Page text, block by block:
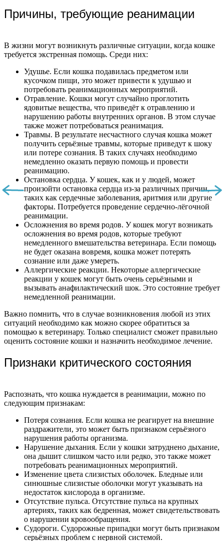
Причины, требующие реанимации
В жизни могут возникнуть различные ситуации, когда кошке
требуется экстренная помощь. Среди них:
Удушье. Если кошка подавилась предметом или
кусочком пищи, это может привести к удушью и
потребовать реанимационных мероприятий.
Отравление. Кошки могут случайно проглотить
ядовитые вещества, что приведёт к отравлению и
нарушению работы внутренних органов. В этом случае
также может потребоваться реанимация.
Травмы. В результате несчастного случая кошка может
получить серьёзные травмы, которые приведут к шоку
или потере сознания. В таких случаях необходимо
немедленно оказать первую помощь и провести
реанимацию.
Остановка сердца. У кошек, как и у людей, может
произойти остановка сердца из-за различных причин,
таких как сердечные заболевания, аритмия или другие
факторы. Потребуется проведение сердечно-лёгочной
реанимации.
Осложнения во время родов. У кошек могут возникать
осложнения во время родов, которые требуют
немедленного вмешательства ветеринара. Если помощь
не будет оказана вовремя, кошка может потерять
сознание или даже умереть.
Аллергические реакции. Некоторые аллергические
реакции у кошек могут быть очень серьёзными и
вызывать анафилактический шок. Это состояние требует
немедленной реанимации.
Важно помнить, что в случае возникновения любой из этих
ситуаций необходимо как можно скорее обратиться за
помощью к ветеринару. Только специалист сможет правильно
оценить состояние кошки и назначить необходимое лечение.
Признаки критического состояния
Распознать, что кошка нуждается в реанимации, можно по
следующим признакам:
Потеря сознания. Если кошка не реагирует на внешние
раздражители, это может быть признаком серьёзного
нарушения работы организма.
Нарушение дыхания. Если у кошки затруднено дыхание,
она дышит слишком часто или редко, это также может
потребовать реанимационных мероприятий.
Изменение цвета слизистых оболочек. Бледные или
синюшные слизистые оболочки могут указывать на
недостаток кислорода в организме.
Отсутствие пульса. Отсутствие пульса на крупных
артериях, таких как бедренная, может свидетельствовать
о нарушении кровообращения.
Судороги. Судорожные припадки могут быть признаком
серьёзных проблем с нервной системой.